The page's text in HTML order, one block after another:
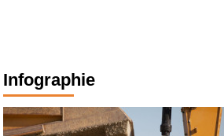
Infographie